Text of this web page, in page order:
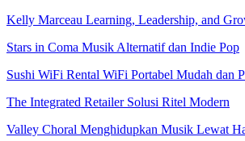
Kelly Marceau Learning, Leadership, and
Stars in Coma Musik Alternatif dan Indie Pop
Sushi WiFi Rental WiFi Portabel Mudah dan
The Integrated Retailer Solusi Ritel Modern
Valley Choral Menghidupkan Musik Lewat